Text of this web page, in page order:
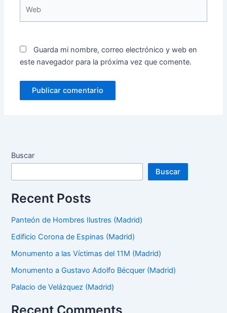
Guarda mi nombre, correo electrónico y web en
este navegador para la próxima vez que comente.
Buscar
Buscar
Recent Posts
Panteón de Hombres Ilustres (Madrid)
Edificio Corona de Espinas (Madrid)
Monumento a las Víctimas del 11M (Madrid)
Monumento a Gustavo Adolfo Bécquer (Madrid)
Palacio de Velázquez (Madrid)